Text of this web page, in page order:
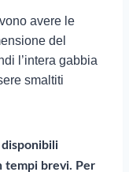
avere le
del
l’intera gabbia
smaltiti
tempi brevi. Per